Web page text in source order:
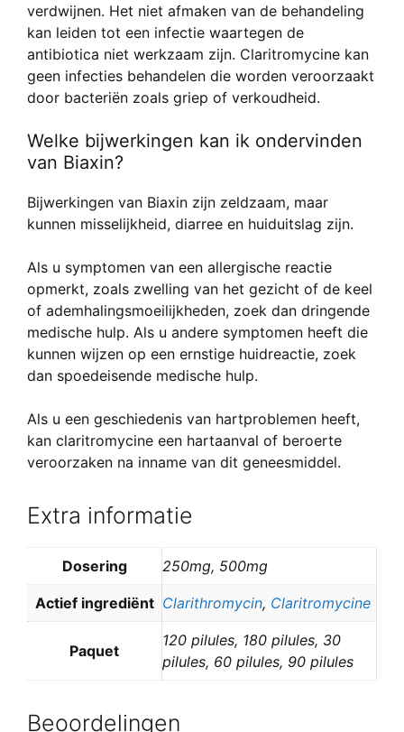
verdwijnen. Het niet afmaken van de behandeling
kan leiden tot een infectie waartegen de
antibiotica niet werkzaam zijn. Claritromycine kan
geen infecties behandelen die worden veroorzaakt
door bacteriën zoals griep of verkoudheid.
Welke bijwerkingen kan ik ondervinden
van Biaxin?
Bijwerkingen van Biaxin zijn zeldzaam, maar
kunnen misselijkheid, diarree en huiduitslag zijn.
Als u symptomen van een allergische reactie
opmerkt, zoals zwelling van het gezicht of de keel
of ademhalingsmoeilijkheden, zoek dan dringende
medische hulp. Als u andere symptomen heeft die
kunnen wijzen op een ernstige huidreactie, zoek
dan spoedeisende medische hulp.
Als u een geschiedenis van hartproblemen heeft,
kan claritromycine een hartaanval of beroerte
veroorzaken na inname van dit geneesmiddel.
Extra informatie
Dosering 250mg, 500mg
Actief ingrediënt Clarithromycin, Claritromycine
Paquet
120 pilules, 180 pilules, 30
pilules, 60 pilules, 90 pilules
Beoordelingen